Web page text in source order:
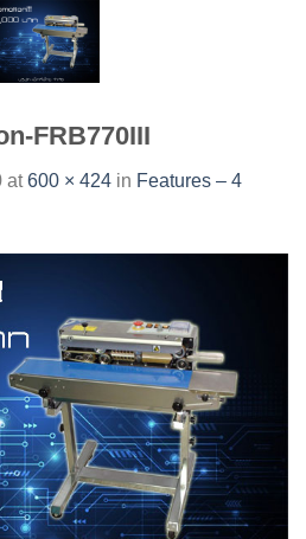
FRB770III
at600 × 424 in Features – 4